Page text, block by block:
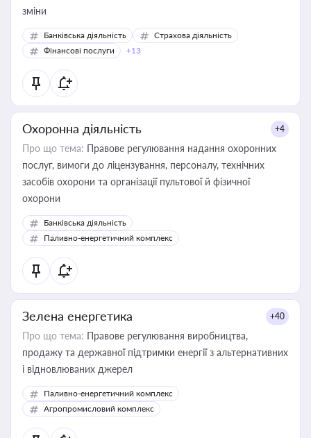
зміни
Банківська діяльність
Страхова діяльність
Фінансові послуги
+13
Охоронна діяльність +4
Про що тема: Правове регулювання надання охоронних
послуг, вимоги до ліцензування, персоналу, технічних
засобів охорони та організації пультової й фізичної
охорони
Банківська діяльність
Паливно-енергетичний комплекс
Зелена енергетика +40
Про що тема: Правове регулювання виробництва,
продажу та державної підтримки енергії з альтернативних
і відновлюваних джерел
Паливно-енергетичний комплекс
Агропромисловий комплекс